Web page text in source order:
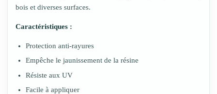
bois et diverses surfaces.
Caractéristiques :
Protection anti-rayures
Empêche le jaunissement de la résine
Résiste aux UV
Facile à appliquer